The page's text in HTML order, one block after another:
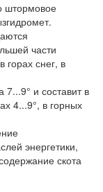
штормовое
части
горах снег, в
7...9° и составит в
4...9°, в горных
энергетики,
скота